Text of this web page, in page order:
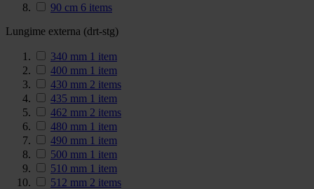
90 cm 6 items
Lungime externa (drt-stg)
340 mm 1 item
400 mm 1 item
430 mm 2 items
435 mm 1 item
462 mm 2 items
480 mm 1 item
490 mm 1 item
500 mm 1 item
510 mm 1 item
512 mm 2 items